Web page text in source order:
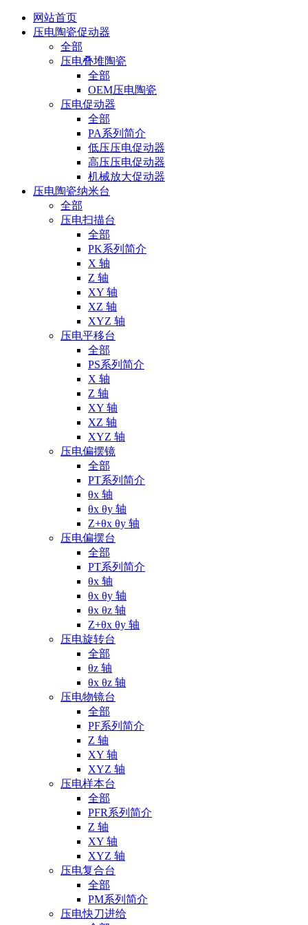
网站首页
压电陶瓷促动器
全部
压电叠堆陶瓷
全部
OEM压电陶瓷
压电促动器
全部
PA系列简介
低压压电促动器
高压压电促动器
机械放大促动器
压电陶瓷纳米台
全部
压电扫描台
全部
PK系列简介
X 轴
Z 轴
XY 轴
XZ 轴
XYZ 轴
压电平移台
全部
PS系列简介
X 轴
Z 轴
XY 轴
XZ 轴
XYZ 轴
压电偏摆镜
全部
PT系列简介
θx 轴
θx θy 轴
Z+θx θy 轴
压电偏摆台
全部
PT系列简介
θx 轴
θx θy 轴
θx θz 轴
Z+θx θy 轴
压电旋转台
全部
θz 轴
θx θz 轴
压电物镜台
全部
PF系列简介
Z 轴
XY 轴
XYZ 轴
压电样本台
全部
PFR系列简介
Z 轴
XY 轴
XYZ 轴
压电复合台
全部
PM系列简介
压电快刀进给